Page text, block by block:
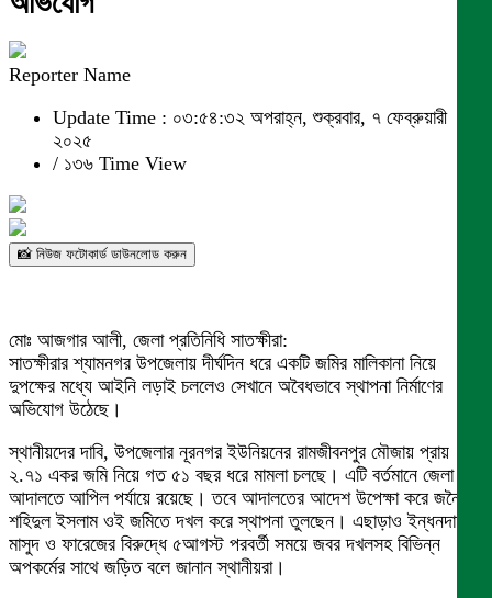
Reporter Name
Update Time : ০৩:৫৪:৩২ অপরাহ্ন, শুক্রবার, ৭ ফেব্রুয়ারী
২০২৫
/ ১৩৬ Time View
📸 নিউজ ফটোকার্ড ডাউনলোড করুন
মোঃ আজগার আলী, জেলা প্রতিনিধি সাতক্ষীরা:
সাতক্ষীরার শ্যামনগর উপজেলায় দীর্ঘদিন ধরে একটি জমির মালিকানা নিয়ে
দুপক্ষের মধ্যে আইনি লড়াই চললেও সেখানে অবৈধভাবে স্থাপনা নির্মাণের
অভিযোগ উঠেছে।
স্থানীয়দের দাবি, উপজেলার নূরনগর ইউনিয়নের রামজীবনপুর মৌজায় প্রায়
২.৭১ একর জমি নিয়ে গত ৫১ বছর ধরে মামলা চলছে। এটি বর্তমানে জেলা জজ
আদালতে আপিল পর্যায়ে রয়েছে। তবে আদালতের আদেশ উপেক্ষা করে জনৈক
শহিদুল ইসলাম ওই জমিতে দখল করে স্থাপনা তুলছেন। এছাড়াও ইন্ধনদাতা
মাসুদ ও ফারেজের বিরুদ্ধে ৫আগস্ট পরবর্তী সময়ে জবর দখলসহ বিভিন্ন
অপকর্মের সাথে জড়িত বলে জানান স্থানীয়রা।